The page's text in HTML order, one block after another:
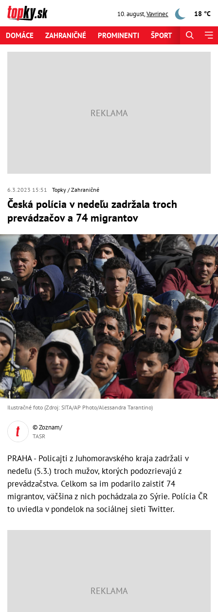
10. august,Vavrinec 18 °C
DOMÁCE ZAHRANIČNÉ PROMINENTI ŠPORT
6.3.2023 15:51 Topky Zahraničné
Česká polícia v nedeľu zadržala troch
prevádzačov a 74 migrantov
Ilustračné foto (Zdroj: SITA/AP Photo/Alessandra Tarantino)
© Zoznam/
TASR
PRAHA - Policajti z Juhomoravského kraja zadržali v
nedeľu (5.3.) troch mužov, ktorých podozrievajú z
prevádzačstva. Celkom sa im podarilo zaistiť 74
migrantov, väčšina z nich pochádzala zo Sýrie. Polícia ČR
to uviedla v pondelok na sociálnej sieti Twitter.